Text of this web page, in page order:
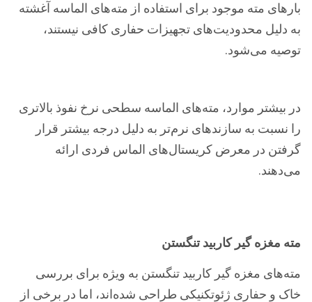
بارهای مته موجود برای استفاده از مته‌های الماسه آغشته
به دلیل محدودیت‌های تجهیزات حفاری کافی نیستند،
توصیه می‌شود.
در بیشتر موارد، مته‌های الماسه سطحی نرخ نفوذ بالاتری
را نسبت به سازندهای نرم‌تر به دلیل درجه بیشتر قرار
گرفتن در معرض کریستال‌های الماس فردی ارائه
می‌دهند.
مته مغزه گیر کاربید تنگستن
مته‌های مغزه گیر کاربید تنگستن به ویژه برای بررسی
خاک و حفاری ژئوتکنیکی طراحی شده‌اند، اما در برخی از